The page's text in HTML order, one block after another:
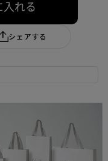
入れる
シェアする